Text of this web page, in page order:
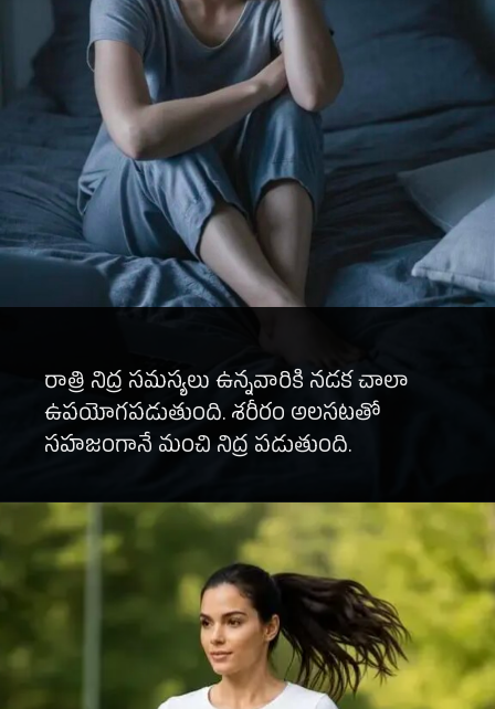
రాత్రి నిద్ర సమస్యలు ఉన్నవారికి నడక చాలా
ఉపయోగపడుతుంది. శరీరం అలసటతో
సహజంగానే మంచి నిద్ర పడుతుంది.